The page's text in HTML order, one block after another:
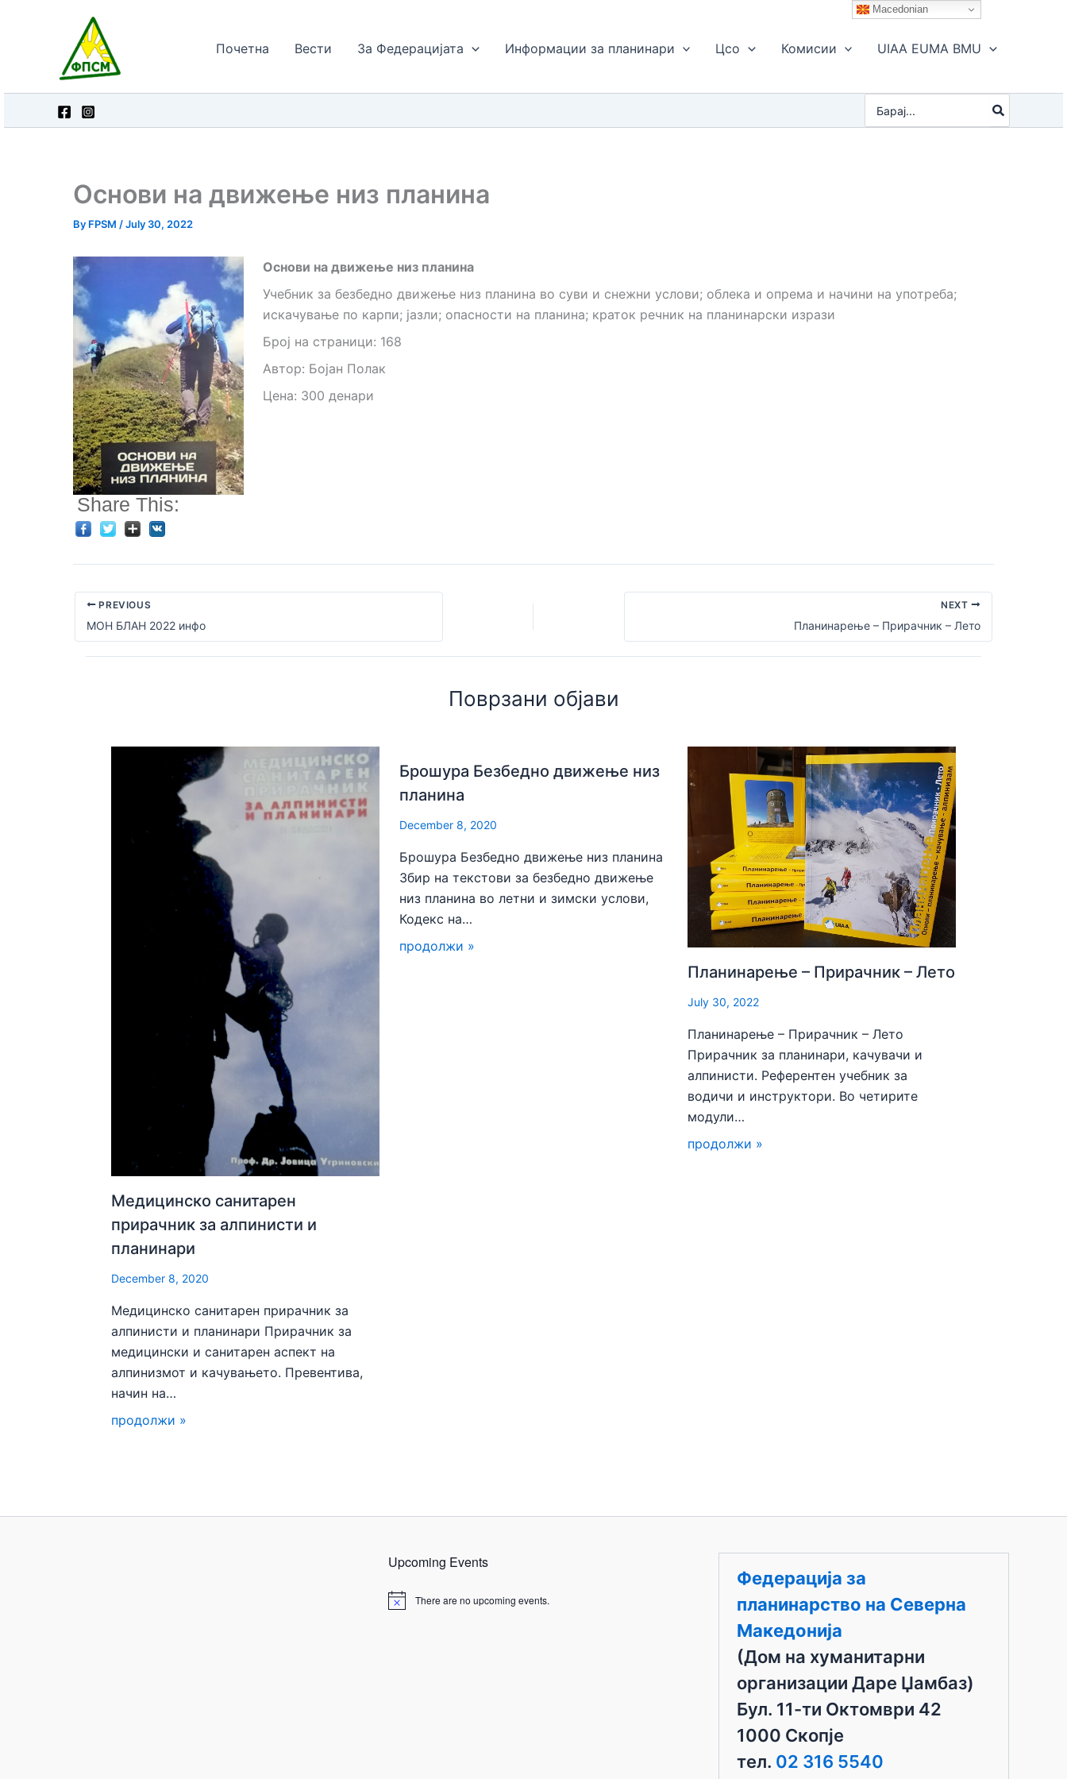
Почетна Вести За Федерацијата Информации за планинари Цсо Комисии UIAA EUMA BMU
for:
Основи на движење низ планина
By FPSM /July 30, 2022
Основи на движење низ планина
Учебник за безбедно движење низ планина во суви и снежни услови; облека и опрема и начини на употреба;
искачување по карпи; јазли; опасности на планина; краток речник на планинарски изрази
Број на страници: 168
Автор: Бојан Полак
Цена: 300 денари
Share This:
PREVIOUS
МОН БЛАН 2022 инфо
NEXT
Планинарење – Прирачник – Летo
Поврзани објави
Медицинско санитарен
прирачник за алпинисти и
планинари
December 8, 2020
Медицинско санитарен прирачник за
алпинисти и планинари Прирачник за
медицински и санитарен аспект на
алпинизмот и качувањето. Превентива,
начин на…
продолжи »
Брошура Безбедно движење низ
планина
December 8, 2020
Брошура Безбедно движење низ планина
Збир на текстови за безбедно движење
низ планина во летни и зимски услови,
Кодекс на…
продолжи »
Планинарење – Прирачник – Летo
July 30, 2022
Планинарење – Прирачник – Лето
Прирачник за планинари, качувачи и
алпинисти. Референтен учебник за
водичи и инструктори. Во четирите
модули…
продолжи »
Upcoming Events
N
There are no upcoming events.
Федерација за
планинарство на Северна
Македонија
(Дом на хуманитарни
организации Даре Џамбаз)
Бул. 11-ти Октомври 42
1000 Скопје
тел. 02 316 5540
Macedonian